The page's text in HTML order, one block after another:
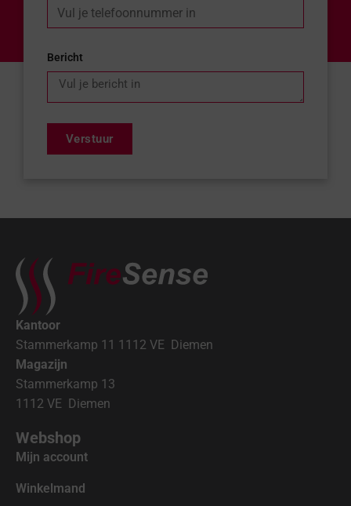
Bericht
Verstuur
Kantoor
Stammerkamp 11 1112 VE Diemen
Magazijn
Stammerkamp 13
1112 VE Diemen
Webshop
Mijn account
Winkelmand